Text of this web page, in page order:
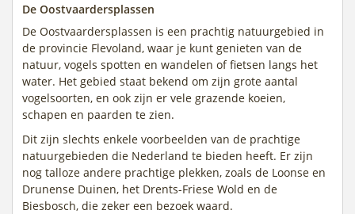
De Oostvaardersplassen
De Oostvaardersplassen is een prachtig natuurgebied in
de provincie Flevoland, waar je kunt genieten van de
natuur, vogels spotten en wandelen of fietsen langs het
water. Het gebied staat bekend om zijn grote aantal
vogelsoorten, en ook zijn er vele grazende koeien,
schapen en paarden te zien.
Dit zijn slechts enkele voorbeelden van de prachtige
natuurgebieden die Nederland te bieden heeft. Er zijn
nog talloze andere prachtige plekken, zoals de Loonse en
Drunense Duinen, het Drents-Friese Wold en de
Biesbosch, die zeker een bezoek waard.